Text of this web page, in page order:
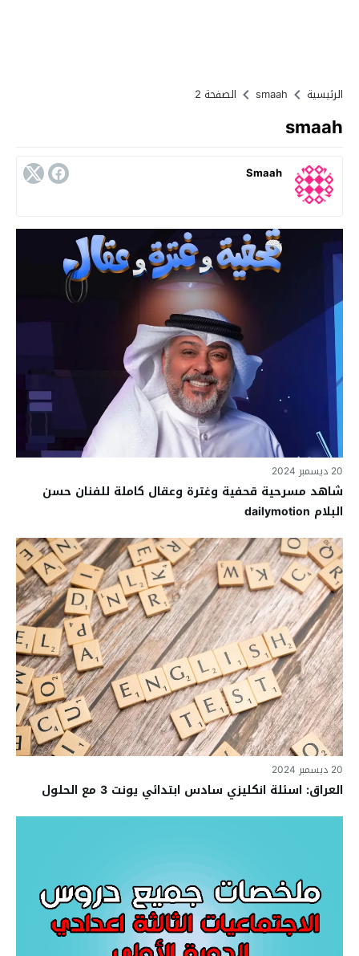
الرئيسية smaah الصفحة 2
smaah
Smaah
20 ديسمبر 2024
شاهد مسرحية قحفية وغترة وعقال كاملة للفنان حسن
البلام dailymotion
20 ديسمبر 2024
العراق: اسئلة انكليزي سادس ابتدائي يونت 3 مع الحلول